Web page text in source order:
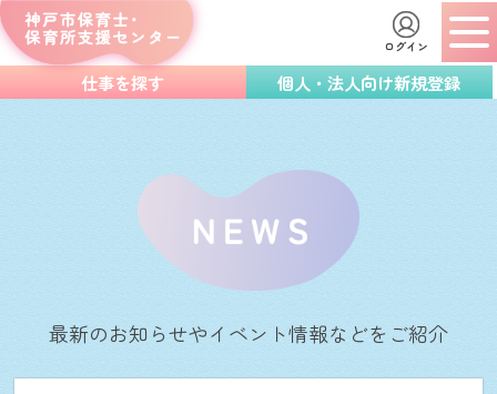
ログイン
仕事を探す 個人・法人向け新規登録
最新のお知らせやイベント情報などをご紹介